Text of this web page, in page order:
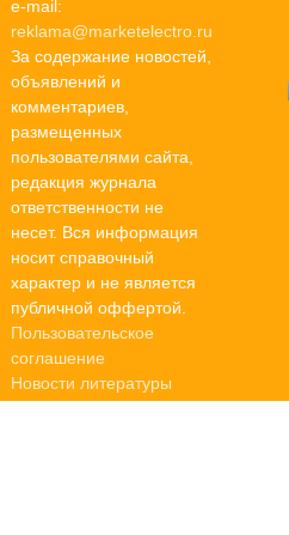
e-mail:
reklama@marketelectro.ru
За содержание новостей,
объявлений и
комментариев,
размещенных
пользователями сайта,
редакция журнала
ответственности не
несет. Вся информация
носит справочный
характер и не является
публичной оффертой.
Пользовательское
соглашение
Новости литературы